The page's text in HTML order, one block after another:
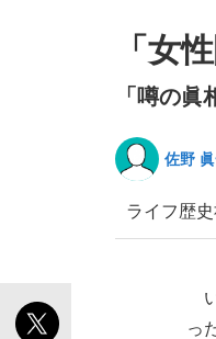
私
キ
「女
「噂の
佐野
ライフ歴史
っ